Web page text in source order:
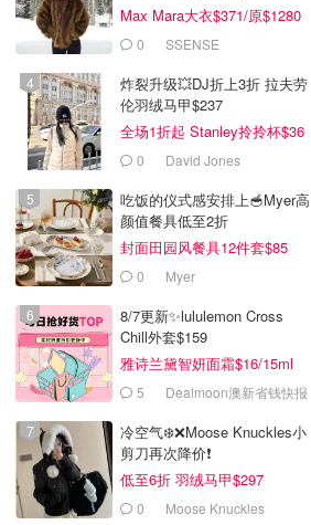
Max Mara大衣$371/原$1280
0 SSENSE
炸裂升级💥DJ折上3折 拉夫劳
伦羽绒马甲$237
全场1折起 Stanley拎拎杯$36
0 David Jones
吃饭的仪式感安排上🥣Myer高
颜值餐具低至2折
封面田园风餐具12件套$85
0 Myer
8/7更新✨lululemon Cross
Chill外套$159
雅诗兰黛智妍面霜$16/15ml
5 Dealmoon澳新省钱快报
冷空气❄️❌️Moose Knuckles小
剪刀再次降价❗️
低至6折 羽绒马甲$297
0 Moose Knuckles